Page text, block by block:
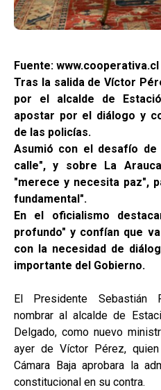
Fuente: www.cooperativa.cl
Tras la salida de Víctor
por el alcalde de
apostar por el diálogo y
de las policías.
Asumió con el desafío
calle", y sobre La
"merece y necesita paz",
fundamental".
En el oficialismo
profundo" y confían que
con la necesidad de
importante del Gobierno.
El Presidente Sebastián
nombrar al alcalde de
Delgado, como nuevo
ayer de Víctor Pérez,
Cámara Baja aprobara la
constitucional en su contra.